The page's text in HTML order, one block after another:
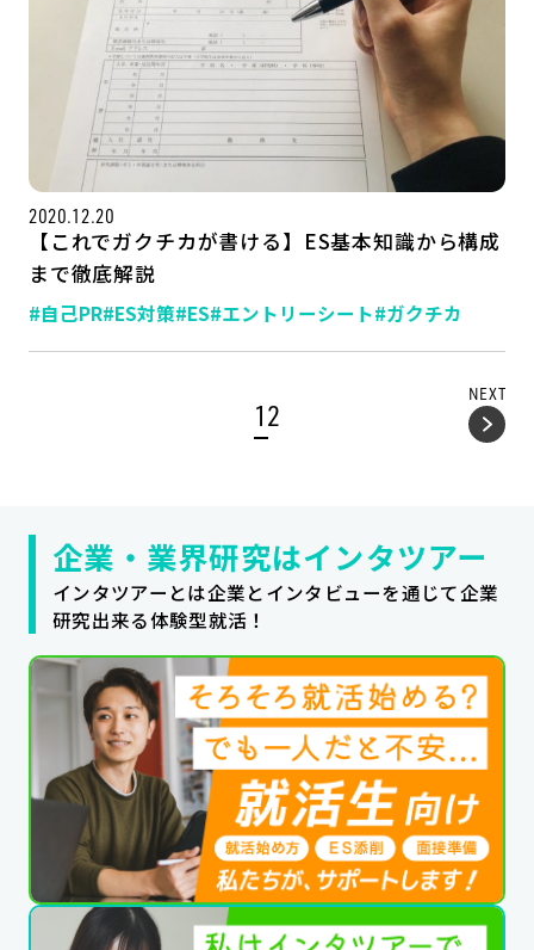
2020.12.20
【これでガクチカが書ける】ES基本知識から構成
まで徹底解説
#自己PR#ES対策#ES#エントリーシート#ガクチカ
12
NEXT
企業・業界研究はインタツアー
インタツアーとは企業とインタビューを通じて企業
研究出来る体験型就活！